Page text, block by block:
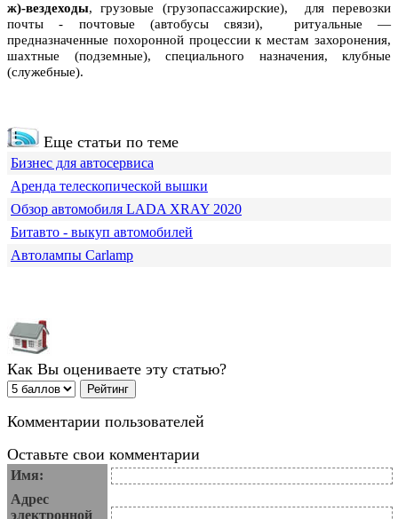
ж)-вездеходы, грузовые (грузопассажирские), для перевозки
почты - почтовые (автобусы связи), ритуальные —
предназначенные похоронной процессии к местам захоронения,
шахтные (подземные), специального назначения, клубные
(служебные).
Еще статьи по теме
Бизнес для автосервиса
Аренда телескопической вышки
Обзор автомобиля LADA XRAY 2020
Битавто - выкуп автомобилей
Автолампы Carlamp
Как Вы оцениваете эту статью?
Комментарии пользователей
Оставьте свои комментарии
Имя:
Адрес
электронной